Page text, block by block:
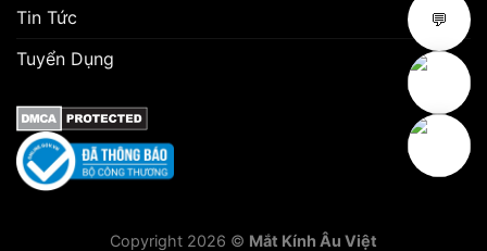
Tin Tức
Tuyển Dụng
Copyright 2026 © Mắt Kính Âu Việt
💬